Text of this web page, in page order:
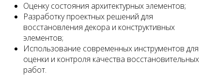
Оценку состояния архитектурных элементов;
Разработку проектных решений для
восстановления декора и конструктивных
элементов;
Использование современных инструментов для
оценки и контроля качества восстановительных
работ.